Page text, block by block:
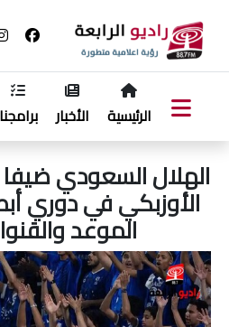
الرئيسية الأخبار برامجنا
الهلال السعودي
الأوزبكي في دوري
الموعد